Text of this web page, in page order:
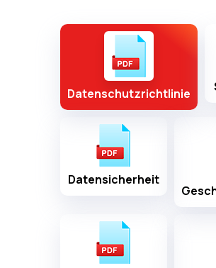
Datenschutzrichtlinie
Datensicherheit